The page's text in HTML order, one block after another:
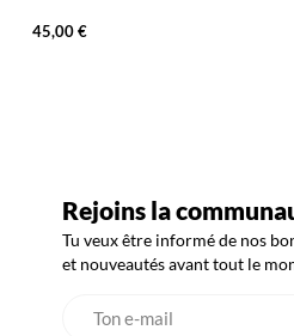
45,00 €
Rejoins la
Tu veux être informé de nos
et nouveautés avant tout le